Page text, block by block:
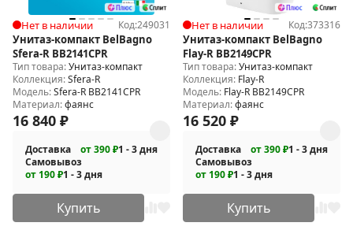
Нет в наличии Код:249031
Унитаз-компакт BelBagno
Sfera-R BB2141CPR
Тип товара:Унитаз-компакт
Коллекция:Sfera-R
Модель:Sfera-R BB2141CPR
Материал:фаянс
16 840 ₽
Доставка от 390 ₽1 - 3 дня
Самовывоз
от 190 ₽1 - 3 дня
Купить
Нет в наличии Код:373316
Унитаз-компакт BelBagno
Flay-R BB2149CPR
Тип товара:Унитаз-компакт
Коллекция: Flay-R
Модель: Flay-R BB2149CPR
Материал:фаянс
16 520 ₽
Доставка от 390 ₽1 - 3 дня
Самовывоз
от 190 ₽1 - 3 дня
Купить